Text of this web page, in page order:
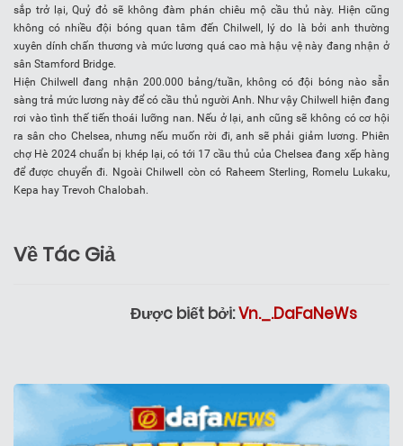
sắp trở lại, Quỷ đỏ sẽ không đàm phán chiêu mộ cầu thủ này. Hiện cũng
không có nhiều đội bóng quan tâm đến Chilwell, lý do là bởi anh thường
xuyên dính chấn thương và mức lương quá cao mà hậu vệ này đang nhận ở
sân Stamford Bridge.
Hiện Chilwell đang nhận 200.000 bảng/tuần, không có đội bóng nào sẵn
sàng trả mức lương này để có cầu thủ người Anh. Như vậy Chilwell hiện đang
rơi vào tình thế tiến thoái lưỡng nan. Nếu ở lại, anh cũng sẽ không có cơ hội
ra sân cho Chelsea, nhưng nếu muốn rời đi, anh sẽ phải giảm lương. Phiên
chợ Hè 2024 chuẩn bị khép lại, có tới 17 cầu thủ của Chelsea đang xếp hàng
để được chuyển đi. Ngoài Chilwell còn có Raheem Sterling, Romelu Lukaku,
Kepa hay Trevoh Chalobah.
Về Tác Giả
Được biết bởi:Vn._.DaFaNeWs